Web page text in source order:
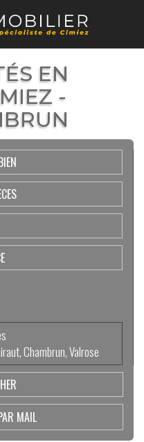
EN
-
Chambrun, Valrose
MAIL